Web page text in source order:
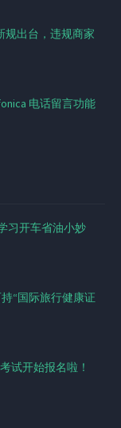
规出台，违规商家
电话留言功能
习开车省油小妙
“国际旅行健康证
试开始报名啦！